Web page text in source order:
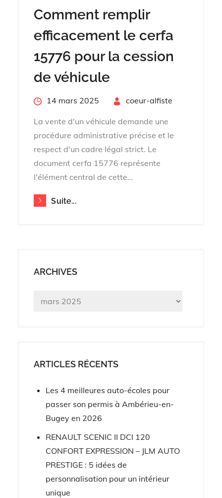
Comment remplir
efficacement le cerfa
15776 pour la cession
de véhicule
Posted14 mars 2025 coeur-alfiste
La vente d'un véhicule demande une
procédure administrative précise et le
respect d'un cadre légal strict. Le
document cerfa 15776 représente
l'élément central de cette…
Suite...
ARCHIVES
Archives
ARTICLES RÉCENTS
Les 4 meilleures auto-écoles pour
passer son permis à Ambérieu-en-
Bugey en 2026
RENAULT SCENIC II DCI 120
CONFORT EXPRESSION – JLM AUTO
PRESTIGE : 5 idées de
personnalisation pour un intérieur
unique